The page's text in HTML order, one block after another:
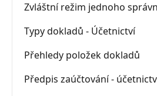
Zvláštní režim jednoho
Typy dokladů - Účetnictví
Přehledy položek dokladů
Předpis zaúčtování -